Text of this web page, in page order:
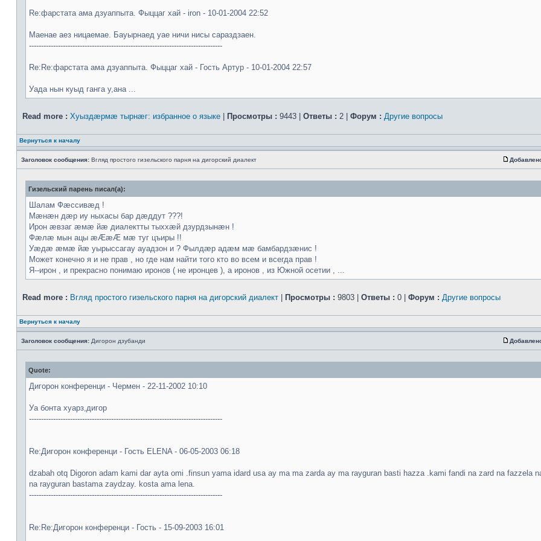
Re:фарстата ама дзуаппыта. Фыццаг хай - iron - 10-01-2004 22:52
Мaeнae aeз ницaeмae. Бауырнaeд уae ничи нисы сараздзaeн.
--------------------------------------------------------------------------------
Re:Re:фарстата ама дзуаппыта. Фыццаг хай - Гость Артур - 10-01-2004 22:57
Уада нын куыд ганга у,ана ...
Read more : Хуыздæрмæ тырнæг: избранное о языке Просмотры : 9443 | Ответы : 2 | Форум : Другие вопросы
Вернуться к началу
Заголовок сообщения: Вгляд простого гизельского парня на дигорский диалект
Гизельский парень писал(а):
Шалам Фæссивæд !
Мæнæн дæр иу ныхасы бар дæддут ???!
Ирон æвзаг æмæ йæ диалектты тыххæй дзурдзынæн !
Фæлæ мын ацы æÆæÆ мæ туг цъиры !!
Уæдæ æмæ йæ уырыссагау ауадзон и ? Фылдæр адæм мæ бамбардзæнис !
Может конечно я и не прав , но где нам найти того кто во всем и всегда прав !
Я--ирон , и прекрасно понимаю иронов ( не иронцев ), а иронов , из Южной осетии , ...
Read more : Вгляд простого гизельского парня на дигорский диалект Просмотры : 9803 | Ответы : 0 | Форум : Другие вопросы
Вернуться к началу
Заголовок сообщения: Дигорон дзубанди
Quote:
Дигорон конференци - Чермен - 22-11-2002 10:10
Уа бонта хуарз,дигор
--------------------------------------------------------------------------------
Re:Дигорон конференци - Гость ELENA - 06-05-2003 06:18
dzabah otq Digoron adam kami dar ayta omi .finsun yama idard usa ay ma ma zarda ay ma rayguran basti hazza .kami fandi na zard na fazzela
na rayguran bastama zaydzay. kosta ama lena.
--------------------------------------------------------------------------------
Re:Re:Дигорон конференци - Гость - 15-09-2003 16:01